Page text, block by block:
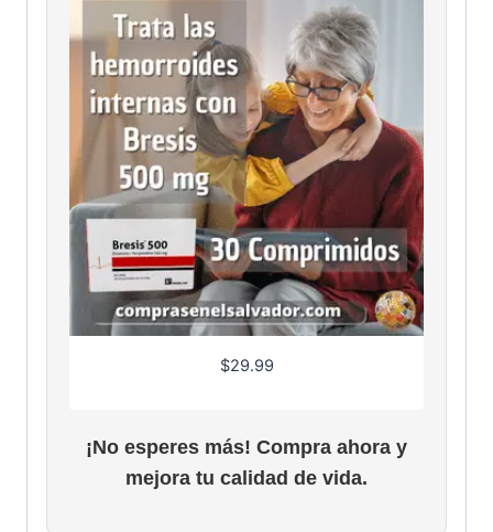
$29.99
¡No esperes más! Compra ahora y
mejora tu calidad de vida.